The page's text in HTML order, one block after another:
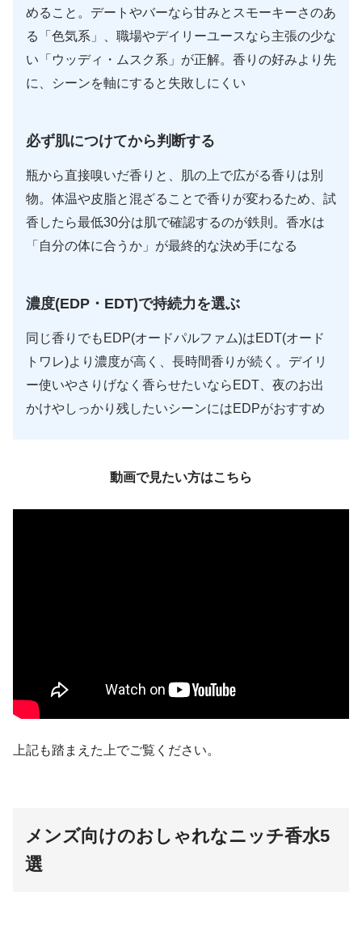
めること。デートやバーなら甘みとスモーキーさのあ
る「色気系」、職場やデイリーユースなら主張の少な
い「ウッディ・ムスク系」が正解。香りの好みより先
に、シーンを軸にすると失敗しにくい
必ず肌につけてから判断する
瓶から直接嗅いだ香りと、肌の上で広がる香りは別
物。体温や皮脂と混ざることで香りが変わるため、試
香したら最低30分は肌で確認するのが鉄則。香水は
「自分の体に合うか」が最終的な決め手になる
濃度(EDP・EDT)で持続力を選ぶ
同じ香りでもEDP(オードパルファム)はEDT(オード
トワレ)より濃度が高く、長時間香りが続く。デイリ
ー使いやさりげなく香らせたいならEDT、夜のお出
かけやしっかり残したいシーンにはEDPがおすすめ
動画で見たい方はこちら
上記も踏まえた上でご覧ください。
メンズ向けのおしゃれなニッチ香水5
選